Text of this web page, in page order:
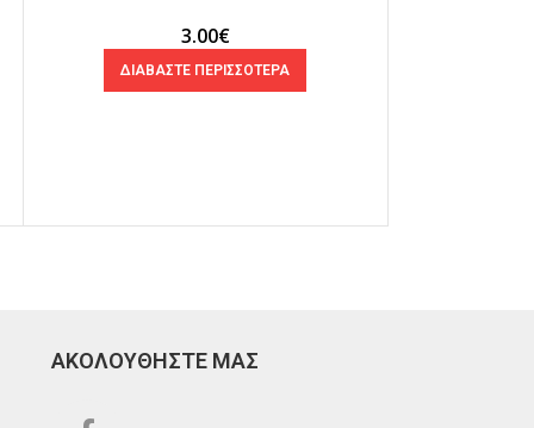
3.00€
ΔΙΑΒΑΣΤΕ ΠΕΡΙΣΣΟΤΕΡΑ
ΑΚΟΛΟΥΘΗΣΤΕ ΜΑΣ